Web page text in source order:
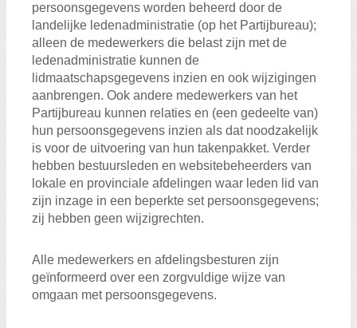
persoonsgegevens worden beheerd door de
landelijke ledenadministratie (op het Partijbureau);
alleen de medewerkers die belast zijn met de
ledenadministratie kunnen de
lidmaatschapsgegevens inzien en ook wijzigingen
aanbrengen. Ook andere medewerkers van het
Partijbureau kunnen relaties en (een gedeelte van)
hun persoonsgegevens inzien als dat noodzakelijk
is voor de uitvoering van hun takenpakket. Verder
hebben bestuursleden en websitebeheerders van
lokale en provinciale afdelingen waar leden lid van
zijn inzage in een beperkte set persoonsgegevens;
zij hebben geen wijzigrechten.
Alle medewerkers en afdelingsbesturen zijn
geïnformeerd over een zorgvuldige wijze van
omgaan met persoonsgegevens.